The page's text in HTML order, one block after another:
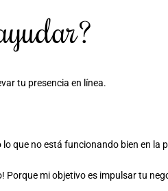
tu presencia en línea.
que no está funcionando bien en la
Porque mi objetivo es impulsar tu